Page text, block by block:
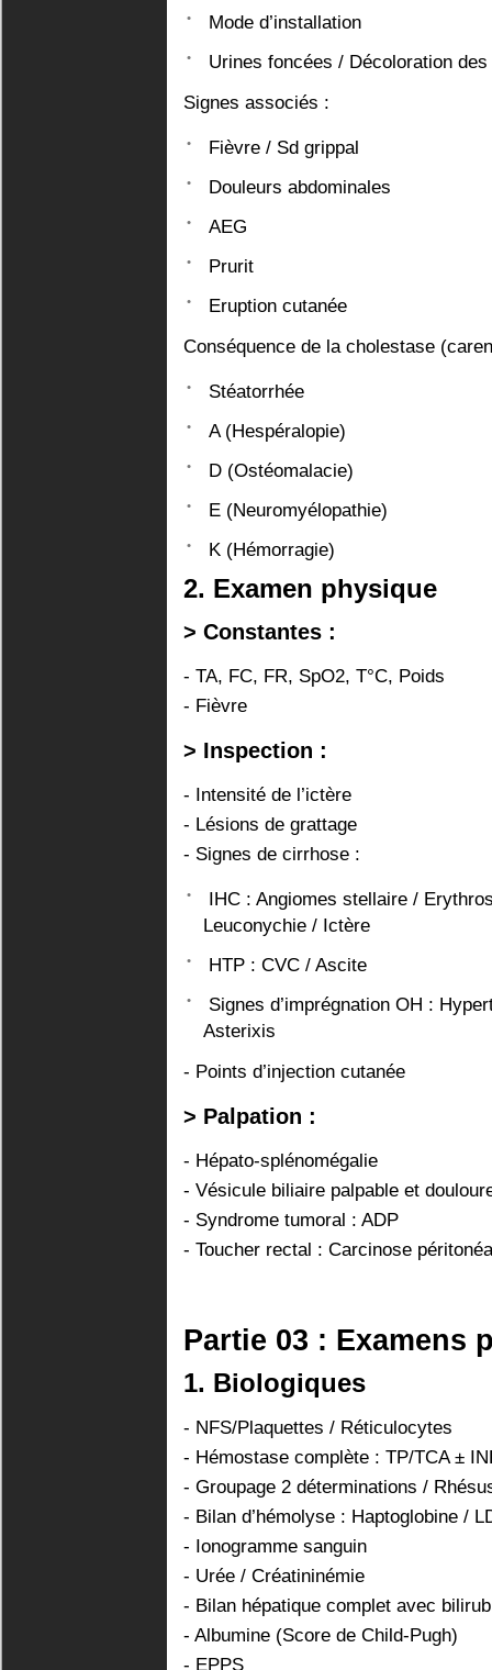
Mode d’installation
Urines foncées / Décoloration
Signes associés :
Fièvre / Sd grippal
Douleurs abdominales
AEG
Prurit
Eruption cutanée
Conséquence de la cholestase
Stéatorrhée
A (Hespéralopie)
D (Ostéomalacie)
E (Neuromyélopathie)
K (Hémorragie)
2. Examen physique
> Constantes :
- TA, FC, FR, SpO2, T°C, Poids
- Fièvre
> Inspection :
- Intensité de l’ictère
- Lésions de grattage
- Signes de cirrhose :
IHC : Angiomes stellaire /
Leuconychie / Ictère
HTP : CVC / Ascite
Signes d’imprégnation OH :
Asterixis
- Points d’injection cutanée
> Palpation :
- Hépato-splénomégalie
- Vésicule biliaire palpable et
- Syndrome tumoral : ADP
- Toucher rectal : Carcinose
Partie 03 : Examens
1. Biologiques
- NFS/Plaquettes / Réticulocytes
- Hémostase complète : TP/TCA ±
- Groupage 2 déterminations /
- Bilan d’hémolyse : Haptoglobine /
- Ionogramme sanguin
- Urée / Créatininémie
- Bilan hépatique complet avec
- Albumine (Score de Child-Pugh)
- EPPS